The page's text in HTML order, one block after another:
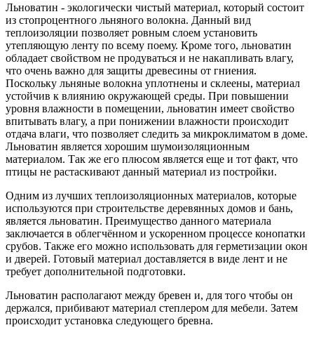
Льноватин - экологически чистый материал, который состоит
из стопроцентного льняного волокна. Данный вид
теплоизоляции позволяет ровным слоем установить
утепляющую ленту по всему поему. Кроме того, льноватин
обладает свойством не продуваться и не накапливать влагу,
что очень важно для защиты древесины от гниения.
Поскольку льняные волокна уплотнены и склеены, материал
устойчив к влиянию окружающей среды. При повышении
уровня влажности в помещении, льноватин имеет свойство
впитывать влагу, а при понижении влажности происходит
отдача влаги, что позволяет следить за микроклиматом в доме.
Льноватин является хорошим шумоизоляционным
материалом. Так же его плюсом является еще и тот факт, что
птицы не растаскивают данный материал из постройки.
Одним из лучших теплоизоляционных материалов, которые
используются при строительстве деревянных домов и бань,
является льноватин. Преимущество данного материала
заключается в облегчённом и ускоренном процессе конопатки
срубов. Также его можно использовать для герметизации окон
и дверей. Готовый материал доставляется в виде лент и не
требует дополнительной подготовки.
Льноватин располагают между бревен и, для того чтобы он
держался, прибивают материал степлером для мебели. Затем
происходит установка следующего бревна.